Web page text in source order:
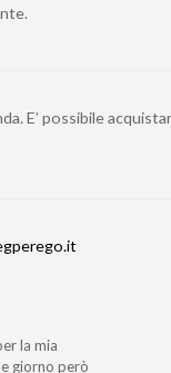
E’ possibile
la mia
giorno però